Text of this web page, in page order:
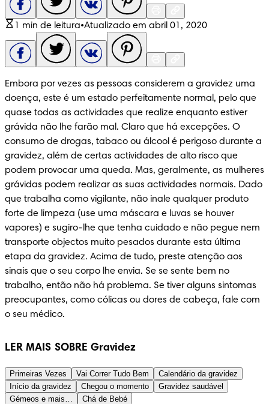
1 min de leitura•Atualizado em abril 01, 2020
Embora por vezes as pessoas considerem a gravidez uma
doença, este é um estado perfeitamente normal, pelo que
quase todas as actividades que realize enquanto estiver
grávida não lhe farão mal. Claro que há excepções. O
consumo de drogas, tabaco ou álcool é perigoso durante a
gravidez, além de certas actividades de alto risco que
podem provocar uma queda. Mas, geralmente, as mulheres
grávidas podem realizar as suas actividades normais. Dado
que trabalha como vigilante, não inale qualquer produto
forte de limpeza (use uma máscara e luvas se houver
vapores) e sugiro-lhe que tenha cuidado e não pegue nem
transporte objectos muito pesados durante esta última
etapa da gravidez. Acima de tudo, preste atenção aos
sinais que o seu corpo lhe envia. Se se sente bem no
trabalho, então não há problema. Se tiver alguns sintomas
preocupantes, como cólicas ou dores de cabeça, fale com
o seu médico.
LER MAIS SOBRE Gravidez
Primeiras Vezes Vai Correr Tudo Bem
Calendário da gravidez
Início da gravidez
Chegou o momento
Gravidez saudável
Gémeos e mais…
Chá de Bebé